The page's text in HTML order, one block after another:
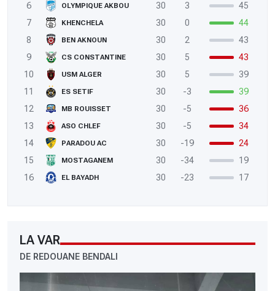
6
OLYMPIQUE AKBOU 30 3
45
7
KHENCHELA 30 0
44
8
BEN AKNOUN 30 2
43
9
CS CONSTANTINE 30 5
43
10
USM ALGER 30 5
39
11
ES SETIF 30 -3
39
12
MB ROUISSET 30 -5
36
13
ASO CHLEF 30 -5
34
14
PARADOU AC 30 -19
24
15
MOSTAGANEM 30 -34
19
16
EL BAYADH 30 -23 17
LA VAR
DE REDOUANE BENDALI